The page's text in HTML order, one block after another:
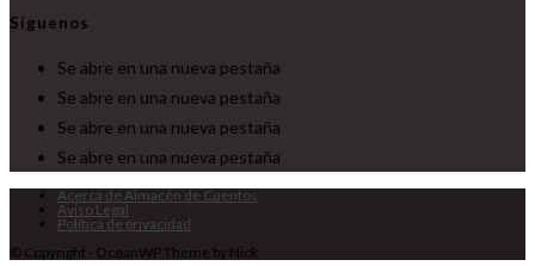
Síguenos
Se abre en una nueva pestaña
Se abre en una nueva pestaña
Se abre en una nueva pestaña
Se abre en una nueva pestaña
Acerca de Almacén de Cuentos
Aviso Legal
Política de privacidad
© Copyright - OceanWP Theme by Nick